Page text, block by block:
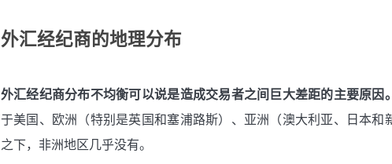
外汇经纪商的地理分布
外汇经纪商分布不均衡可以说是造成交易者之间巨大差距的主要原因。
于美国、欧洲（特别是英国和塞浦路斯）、亚洲（澳大利亚、日本和
之下，非洲地区几乎没有。